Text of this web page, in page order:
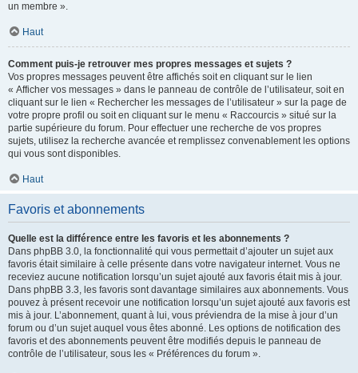
un membre ».
Haut
Comment puis-je retrouver mes propres messages et sujets ?
Vos propres messages peuvent être affichés soit en cliquant sur le lien
« Afficher vos messages » dans le panneau de contrôle de l’utilisateur, soit en
cliquant sur le lien « Rechercher les messages de l’utilisateur » sur la page de
votre propre profil ou soit en cliquant sur le menu « Raccourcis » situé sur la
partie supérieure du forum. Pour effectuer une recherche de vos propres
sujets, utilisez la recherche avancée et remplissez convenablement les options
qui vous sont disponibles.
Haut
Favoris et abonnements
Quelle est la différence entre les favoris et les abonnements ?
Dans phpBB 3.0, la fonctionnalité qui vous permettait d’ajouter un sujet aux
favoris était similaire à celle présente dans votre navigateur internet. Vous ne
receviez aucune notification lorsqu’un sujet ajouté aux favoris était mis à jour.
Dans phpBB 3.3, les favoris sont davantage similaires aux abonnements. Vous
pouvez à présent recevoir une notification lorsqu’un sujet ajouté aux favoris est
mis à jour. L’abonnement, quant à lui, vous préviendra de la mise à jour d’un
forum ou d’un sujet auquel vous êtes abonné. Les options de notification des
favoris et des abonnements peuvent être modifiés depuis le panneau de
contrôle de l’utilisateur, sous les « Préférences du forum ».